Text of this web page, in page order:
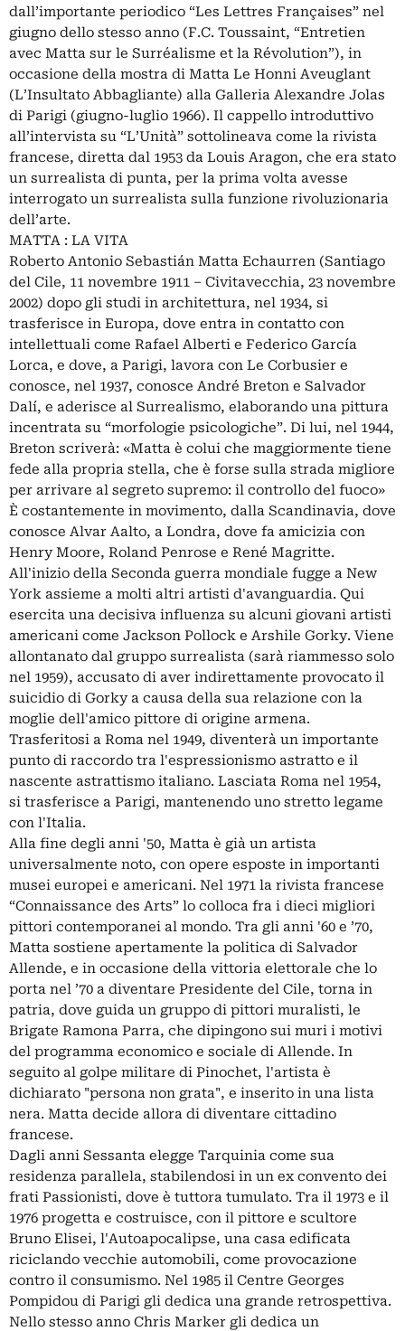
dall’importante periodico “Les Lettres Françaises” nel
giugno dello stesso anno (F.C. Toussaint, “Entretien
avec Matta sur le Surréalisme et la Révolution”), in
occasione della mostra di Matta Le Honni Aveuglant
(L’Insultato Abbagliante) alla Galleria Alexandre Jolas
di Parigi (giugno-luglio 1966). Il cappello introduttivo
all’intervista su “L’Unità” sottolineava come la rivista
francese, diretta dal 1953 da Louis Aragon, che era stato
un surrealista di punta, per la prima volta avesse
interrogato un surrealista sulla funzione rivoluzionaria
dell’arte.
MATTA : LA VITA
Roberto Antonio Sebastián Matta Echaurren (Santiago
del Cile, 11 novembre 1911 – Civitavecchia, 23 novembre
2002) dopo gli studi in architettura, nel 1934, si
trasferisce in Europa, dove entra in contatto con
intellettuali come Rafael Alberti e Federico García
Lorca, e dove, a Parigi, lavora con Le Corbusier e
conosce, nel 1937, conosce André Breton e Salvador
Dalí, e aderisce al Surrealismo, elaborando una pittura
incentrata su “morfologie psicologiche”. Di lui, nel 1944,
Breton scriverà: «Matta è colui che maggiormente tiene
fede alla propria stella, che è forse sulla strada migliore
per arrivare al segreto supremo: il controllo del fuoco»
È costantemente in movimento, dalla Scandinavia, dove
conosce Alvar Aalto, a Londra, dove fa amicizia con
Henry Moore, Roland Penrose e René Magritte.
All'inizio della Seconda guerra mondiale fugge a New
York assieme a molti altri artisti d'avanguardia. Qui
esercita una decisiva influenza su alcuni giovani artisti
americani come Jackson Pollock e Arshile Gorky. Viene
allontanato dal gruppo surrealista (sarà riammesso solo
nel 1959), accusato di aver indirettamente provocato il
suicidio di Gorky a causa della sua relazione con la
moglie dell'amico pittore di origine armena.
Trasferitosi a Roma nel 1949, diventerà un importante
punto di raccordo tra l'espressionismo astratto e il
nascente astrattismo italiano. Lasciata Roma nel 1954,
si trasferisce a Parigi, mantenendo uno stretto legame
con l'Italia.
Alla fine degli anni '50, Matta è già un artista
universalmente noto, con opere esposte in importanti
musei europei e americani. Nel 1971 la rivista francese
“Connaissance des Arts” lo colloca fra i dieci migliori
pittori contemporanei al mondo. Tra gli anni '60 e ’70,
Matta sostiene apertamente la politica di Salvador
Allende, e in occasione della vittoria elettorale che lo
porta nel ’70 a diventare Presidente del Cile, torna in
patria, dove guida un gruppo di pittori muralisti, le
Brigate Ramona Parra, che dipingono sui muri i motivi
del programma economico e sociale di Allende. In
seguito al golpe militare di Pinochet, l'artista è
dichiarato "persona non grata", e inserito in una lista
nera. Matta decide allora di diventare cittadino
francese.
Dagli anni Sessanta elegge Tarquinia come sua
residenza parallela, stabilendosi in un ex convento dei
frati Passionisti, dove è tuttora tumulato. Tra il 1973 e il
1976 progetta e costruisce, con il pittore e scultore
Bruno Elisei, l'Autoapocalipse, una casa edificata
riciclando vecchie automobili, come provocazione
contro il consumismo. Nel 1985 il Centre Georges
Pompidou di Parigi gli dedica una grande retrospettiva.
Nello stesso anno Chris Marker gli dedica un